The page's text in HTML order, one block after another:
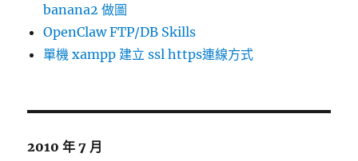
banana2 做圖
OpenClaw FTP/DB Skills
單機 xampp 建立 ssl https連線方式
2010 年 7 月